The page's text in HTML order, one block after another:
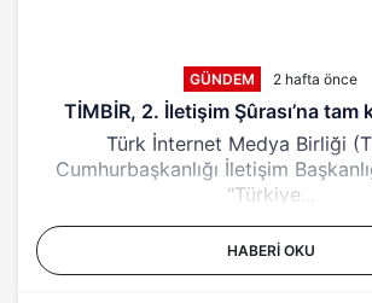
GÜNDEM 2 hafta önce
TİMBİR, 2. İletişim Şûrası’na tam
Türk İnternet Medya Birliği
Cumhurbaşkanlığı İletişim
“Türkiye...
HABERI OKU